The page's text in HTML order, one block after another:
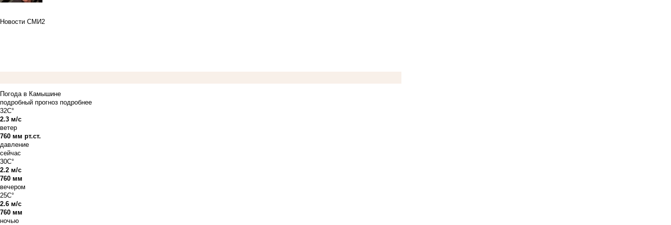
Новости СМИ2
Погода в Камышине
подробный прогноз подробнее
32C°
2.3 м/с
ветер
760 мм рт.ст.
давление
сейчас
30C°
2.2 м/с
760 мм
вечером
25C°
2.6 м/с
760 мм
ночью